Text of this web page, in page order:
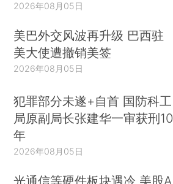
2026年08月05日
美巴外交风波再升级 巴西驻
美大使遭撤销美签
2026年08月05日
犯罪部分未遂+自首 国防科工
局原副局长张建华一审获刑10
年
2026年08月05日
光通信等硬件板块遇冷 美股A